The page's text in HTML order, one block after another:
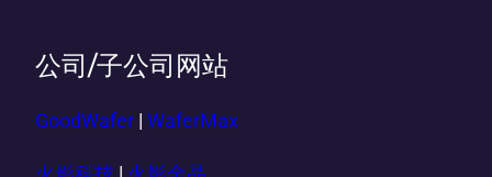
公司/子公司网站
GoodWafer WaferMax